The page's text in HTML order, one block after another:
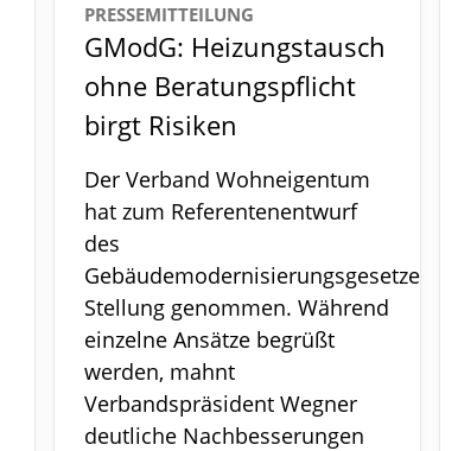
PRESSEMITTEILUNG
GModG: Heizungstausch
ohne Beratungspflicht
birgt Risiken
Der Verband Wohneigentum
hat zum Referentenentwurf
des
Gebäudemodernisierungsgesetzes
Stellung genommen. Während
einzelne Ansätze begrüßt
werden, mahnt
Verbandspräsident Wegner
deutliche Nachbesserungen